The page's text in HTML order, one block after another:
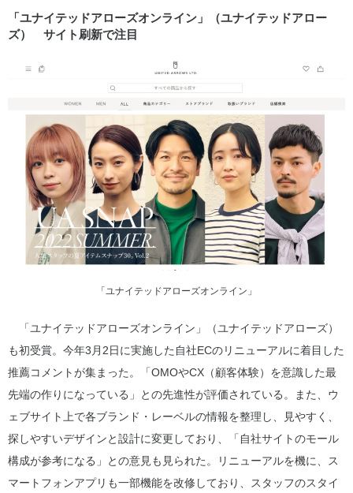
「ユナイテッドアローズオンライン」（ユナイテッドアロー
ズ） サイト刷新で注目
「ユナイテッドアローズオンライン」
「ユナイテッドアローズオンライン」（ユナイテッドアローズ）
も初受賞。今年3月2日に実施した自社ECのリニューアルに着目した
推薦コメントが集まった。「OMOやCX（顧客体験）を意識した最
先端の作りになっている」との先進性が評価されている。また、ウ
ェブサイト上で各ブランド・レーベルの情報を整理し、見やすく、
探しやすいデザインと設計に変更しており、「自社サイトのモール
構成が参考になる」との意見も見られた。リニューアルを機に、ス
マートフォンアプリも一部機能を改修しており、スタッフのスタイ